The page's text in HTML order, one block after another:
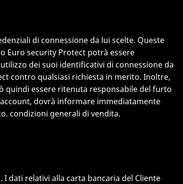
di connessione da lui scelte. Queste
Euro security Protect potrà essere
dei suoi identificativi di connessione da
contro qualsiasi richiesta in merito. Inoltre,
quindi essere ritenuta responsabile del furto
dovrà informare immediatamente
condizioni generali di vendita.
I dati relativi alla carta bancaria del Cliente